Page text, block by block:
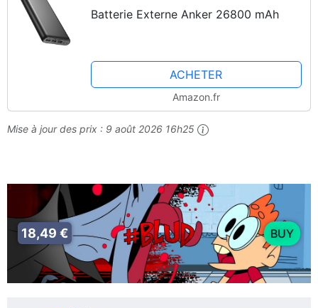
Batterie Externe Anker 26800 mAh
ACHETER
Amazon.fr
Mise à jour des prix : 9 août 2026 16h25
18,49 € BUY